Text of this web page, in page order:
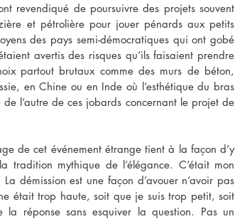
revendiqué de poursuivre des projets souvent
et pétrolière pour jouer pénards aux petits
des pays semi-démocratiques qui ont gobé
avertis des risques qu’ils faisaient prendre
partout brutaux comme des murs de béton,
en Chine ou en Inde où l’esthétique du bras
l’autre de ces jobards concernant le projet de
de cet événement étrange tient à la façon d’y
tradition mythique de l’élégance. C’était mon
démission est une façon d’avouer n’avoir pas
était trop haute, soit que je suis trop petit, soit
la réponse sans esquiver la question. Pas un